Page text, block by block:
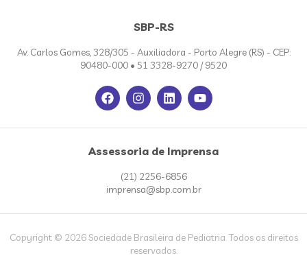
SBP-RS
Av. Carlos Gomes, 328/305 - Auxiliadora - Porto Alegre (RS) - CEP:
90480-000 • 51 3328-9270 / 9520
Assessoria de Imprensa
(21) 2256-6856
imprensa@sbp.com.br
Copyright © 2026 Sociedade Brasileira de Pediatria. Todos os direitos
reservados.